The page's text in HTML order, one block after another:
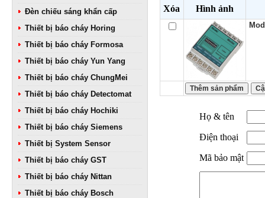
Đèn chiếu sáng khẩn cấp
Thiết bị báo cháy Horing
Thiết bị báo cháy Formosa
Thiết bị báo cháy Yun Yang
Thiết bị báo cháy ChungMei
Thiết bị báo cháy Detectomat
Thiết bị báo cháy Hochiki
Thiết bị báo cháy Siemens
Thiết bị System Sensor
Thiết bị báo cháy GST
Thiết bị báo cháy Nittan
Thiết bị báo cháy Bosch
Xóa Hình ảnh
Họ & tên
Điện thoại
Mã bảo mật